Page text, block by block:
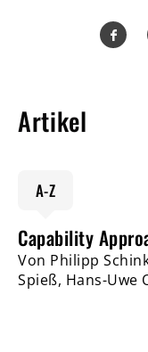
Artikel
A-Z
Capability
Von Philipp
Spieß, Hans-Uwe